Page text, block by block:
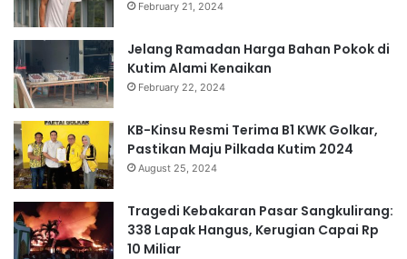
February 21, 2024
Jelang Ramadan Harga Bahan Pokok di
Kutim Alami Kenaikan
February 22, 2024
KB-Kinsu Resmi Terima B1 KWK Golkar,
Pastikan Maju Pilkada Kutim 2024
August 25, 2024
Tragedi Kebakaran Pasar Sangkulirang:
338 Lapak Hangus, Kerugian Capai Rp
10 Miliar